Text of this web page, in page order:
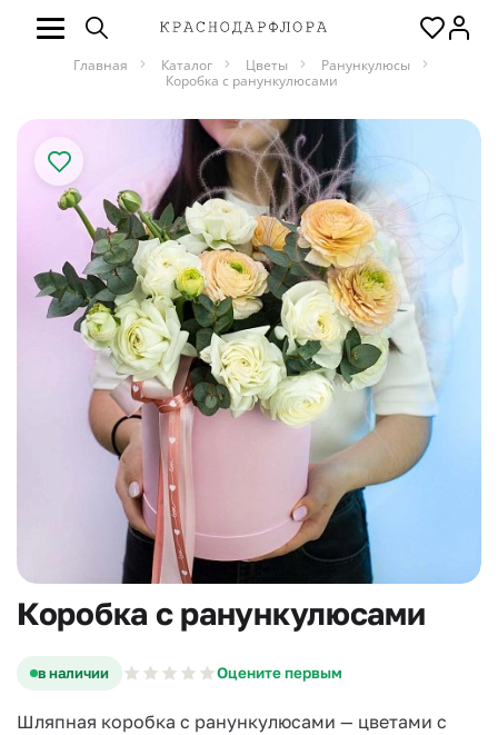
Главная Каталог Цветы
Ранункулюсы
Коробка с ранункулюсами
Коробка с ранункулюсами
в наличии Оцените первым
Шляпная коробка с ранункулюсами — цветами с